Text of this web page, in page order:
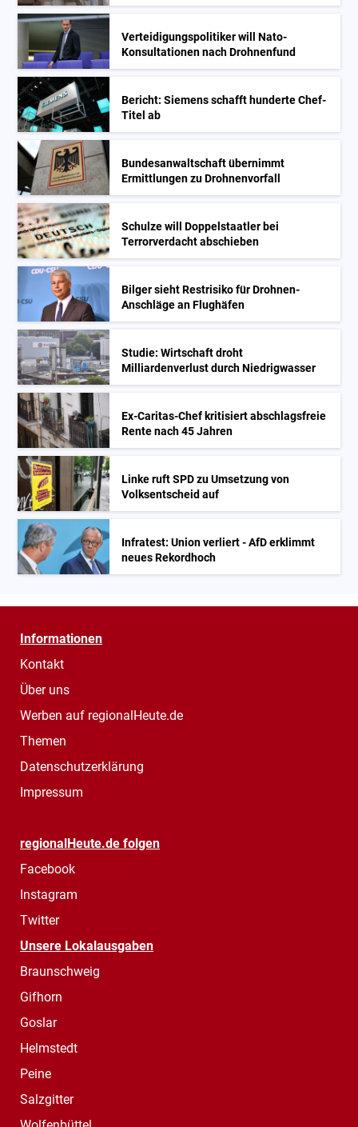
Verteidigungspolitiker will Nato-
Konsultationen nach Drohnenfund
Bericht: Siemens schafft hunderte Chef-
Titel ab
Bundesanwaltschaft übernimmt
Ermittlungen zu Drohnenvorfall
Schulze will Doppelstaatler bei
Terrorverdacht abschieben
Bilger sieht Restrisiko für Drohnen-
Anschläge an Flughäfen
Studie: Wirtschaft droht
Milliardenverlust durch Niedrigwasser
Ex-Caritas-Chef kritisiert abschlagsfreie
Rente nach 45 Jahren
Linke ruft SPD zu Umsetzung von
Volksentscheid auf
Infratest: Union verliert - AfD erklimmt
neues Rekordhoch
Informationen
Kontakt
Über uns
Werben auf regionalHeute.de
Themen
Datenschutzerklärung
Impressum
regionalHeute.de folgen
Facebook
Instagram
Twitter
Unsere Lokalausgaben
Braunschweig
Gifhorn
Goslar
Helmstedt
Peine
Salzgitter